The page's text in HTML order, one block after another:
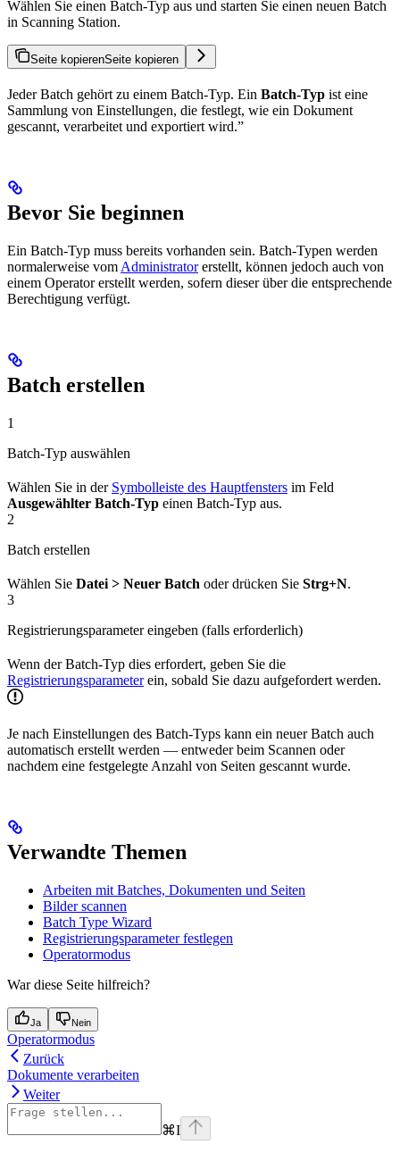
Wählen Sie einen Batch-Typ aus und starten Sie einen neuen Batch
in Scanning Station.
Seite kopierenSeite kopieren
Jeder Batch gehört zu einem Batch-Typ. Ein Batch-Typ ist eine
Sammlung von Einstellungen, die festlegt, wie ein Dokument
gescannt, verarbeitet und exportiert wird.”
Bevor Sie beginnen
Ein Batch-Typ muss bereits vorhanden sein. Batch-Typen werden
normalerweise vom Administratorerstellt, können jedoch auch von
einem Operator erstellt werden, sofern dieser über die entsprechende
Berechtigung verfügt.
Batch erstellen
1
Batch-Typ auswählen
Wählen Sie in der Symbolleiste des Hauptfensters im Feld
Ausgewählter Batch-Typ einen Batch-Typ aus.
2
Batch erstellen
Wählen Sie Datei > Neuer Batch oder drücken Sie Strg+N.
3
Registrierungsparameter eingeben (falls erforderlich)
Wenn der Batch-Typ dies erfordert, geben Sie die
Registrierungsparameterein, sobald Sie dazu aufgefordert werden.
Je nach Einstellungen des Batch-Typs kann ein neuer Batch auch
automatisch erstellt werden — entweder beim Scannen oder
nachdem eine festgelegte Anzahl von Seiten gescannt wurde.
Verwandte Themen
Arbeiten mit Batches, Dokumenten und Seiten
Bilder scannen
Batch Type Wizard
Registrierungsparameter festlegen
Operatormodus
War diese Seite hilfreich?
Ja Nein
Operatormodus
Zurück
Dokumente verarbeiten
Weiter
⌘I